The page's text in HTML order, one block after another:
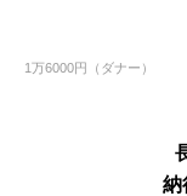
1万6000円（ダナー）
納